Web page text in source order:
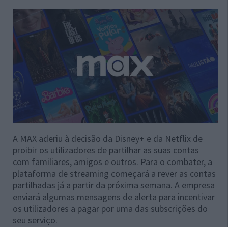
A MAX aderiu à decisão da Disney+ e da Netflix de
proibir os utilizadores de partilhar as suas contas
com familiares, amigos e outros. Para o combater, a
plataforma de streaming começará a rever as contas
partilhadas já a partir da próxima semana. A empresa
enviará algumas mensagens de alerta para incentivar
os utilizadores a pagar por uma das subscrições do
seu serviço.